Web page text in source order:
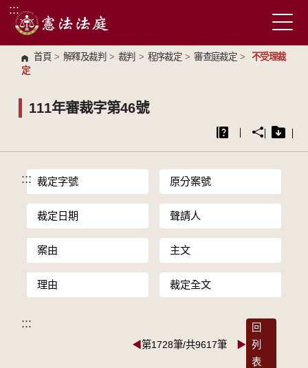
跳到主要內容區塊
:::
首頁 > 解釋及裁判 > 裁判 > 程序裁定 > 審查庭裁定 >
不受理裁
定
111年審裁字第46號
::: 裁定字號 原分案號
裁定日期 聲請人
案由 主文
理由 裁定全文
:::
◀第1728筆/共9617筆 ▶
回
列
表